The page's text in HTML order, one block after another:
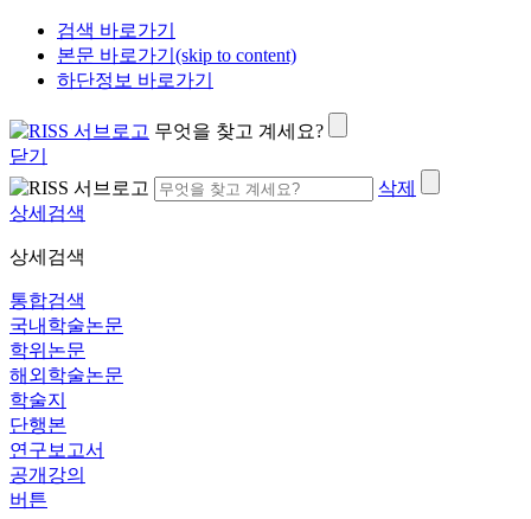
검색 바로가기
본문 바로가기(skip to content)
하단정보 바로가기
무엇을 찾고 계세요?
닫기
삭제
상세검색
상세검색
통합검색
국내학술논문
학위논문
해외학술논문
학술지
단행본
연구보고서
공개강의
버튼